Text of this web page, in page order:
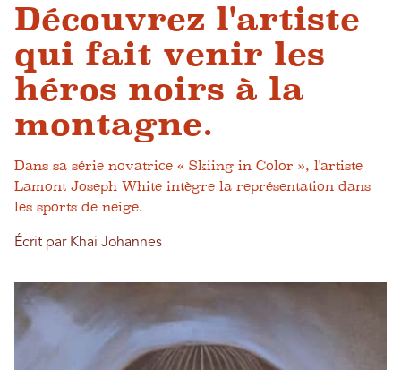
Découvrez l'artiste
qui fait venir les
héros noirs à la
montagne.
Dans sa série novatrice « Skiing in Color », l'artiste
Lamont Joseph White intègre la représentation dans
les sports de neige.
Écrit par Khai Johannes